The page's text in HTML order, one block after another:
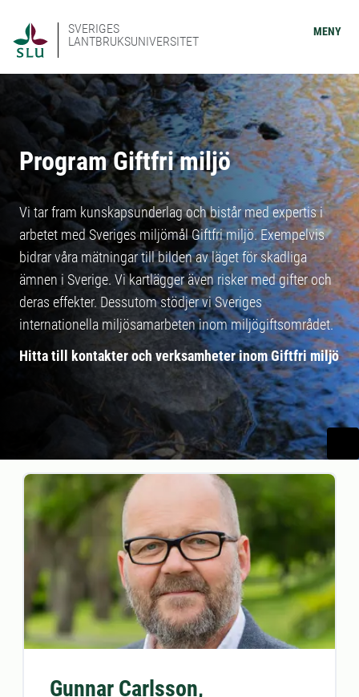
SVERIGES
LANTBRUKSUNIVERSITET
MENY
Program Giftfri miljö
Vi tar fram kunskapsunderlag och bistår med expertis i
arbetet med Sveriges miljömål Giftfri miljö. Exempelvis
bidrar våra mätningar till bilden av läget för skadliga
ämnen i Sverige. Vi kartlägger även risker med gifter och
deras effekter. Dessutom stödjer vi Sveriges
internationella miljösamarbeten inom miljögiftsområdet.
Hitta till kontakter och verksamheter inom Giftfri miljö
Gunnar Carlsson,